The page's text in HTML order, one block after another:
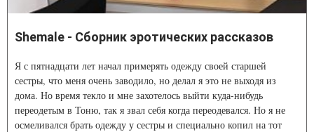
Shemale - Сборник эротических рассказов
Я с пятнадцати лет начал примерять одежду своей старшей
сестры, что меня очень заводило, но делал я это не выходя из
дома. Но время текло и мне захотелось выйти куда-нибудь
переодетым в Тоню, так я звал себя когда переодевался. Но я не
осмеливался брать одежду у сестры и специально копил на тот